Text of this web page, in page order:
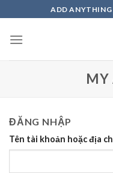
to
content
ADD ANYTHING
MY
ĐĂNG NHẬP
Tên tài khoản hoặc địa